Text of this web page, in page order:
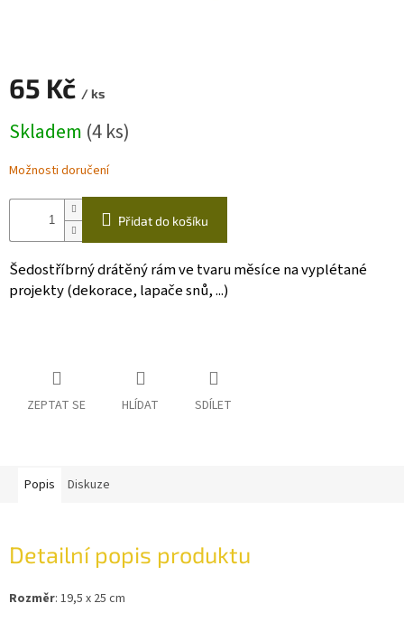
Návody
Napište
nám
Provizní
Přihlášení
65 Kč / ks
cena:
Skladem (4 ks)
Možnosti doručení
Přidat do košíku
Šedostříbrný drátěný rám ve tvaru měsíce na vyplétané
projekty (dekorace, lapače snů, ...)
ZEPTAT SE HLÍDAT SDÍLET
Popis Diskuze
Detailní popis produktu
Rozměr: 19,5 x 25 cm